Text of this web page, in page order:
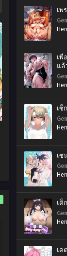
เพ
เพื่
แล้
เซ็
เซ
เด็
เด